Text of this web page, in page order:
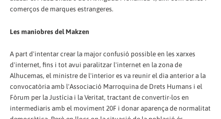
comerços de marques estrangeres.
Les maniobres del Makzen
A part d'intentar crear la major confusió possible en les xarxes
d'internet, fins i tot avui paralitzar l'internet en la zona de
Alhucemas, el ministre de l'interior es va reunir el dia anterior a la
convocatòria amb l'Associació Marroquina de Drets Humans i el
Fòrum per la Justícia i la Veritat, tractant de convertir-los en
intermediaris amb el moviment 20F i donar aparença de normalitat